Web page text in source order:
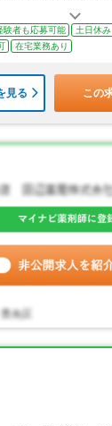
験者も応募可能 土日休み
在宅業務あり
見る この